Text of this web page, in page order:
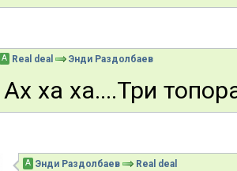
А Real deal Энди Раздолбаев
Ах ха ха....Три
А Энди Раздолбаев Real deal